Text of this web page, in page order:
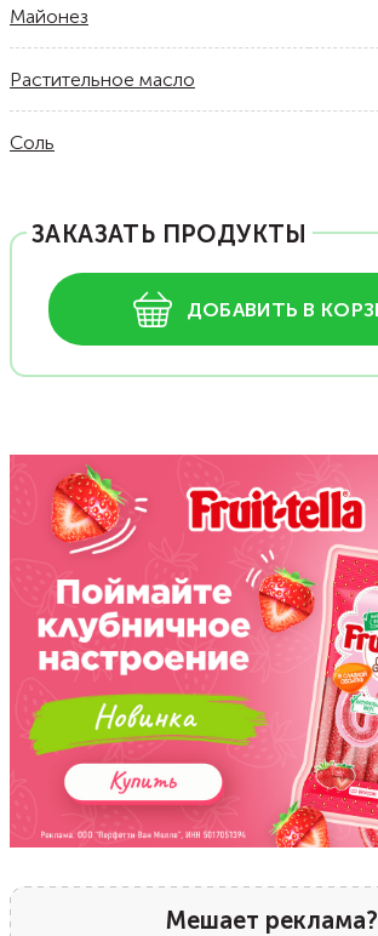
Майонез
Растительное масло
Соль
ЗАКАЗАТЬ ПРОДУКТЫ
ДОБАВИТЬ В
Мешает реклама?